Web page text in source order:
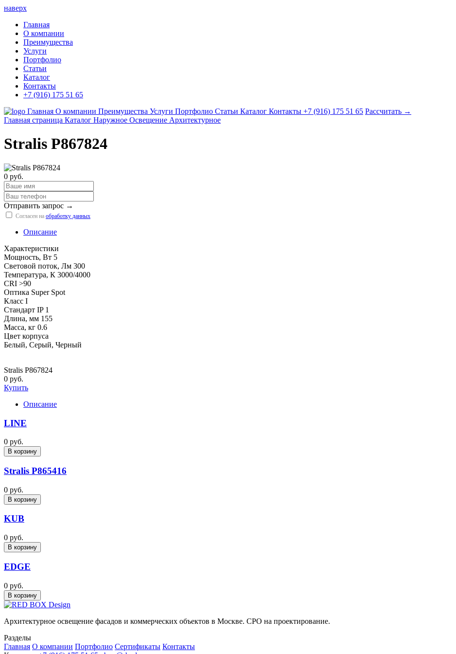
наверх
Главная
О компании
Преимущества
Услуги
Портфолио
Статьи
Каталог
Контакты
+7 (916) 175 51 65
Главная О компании Преимущества Услуги Портфолио Статьи Каталог Контакты +7 (916) 175 51 65 Рассчитать →
Главная страница Каталог Наружное Освещение Архитектурное
Stralis P867824
0 руб.
Отправить запрос →
Согласен на обработку данных
Описание
Характеристики
Мощность, Вт 5
Световой поток, Лм 300
Температура, К 3000/4000
CRI >90
Оптика Super Spot
Класс I
Стандарт IP 1
Длина, мм 155
Масса, кг 0.6
Цвет корпуса
Белый, Серый, Черный
Stralis P867824
0 руб.
Купить
Описание
LINE
0 руб.
В корзину
Stralis P865416
0 руб.
В корзину
KUB
0 руб.
В корзину
EDGE
0 руб.
В корзину
Архитектурное освещение фасадов и коммерческих объектов в Москве. СРО на проектирование.
Разделы
Главная О компании Портфолио Сертификаты Контакты